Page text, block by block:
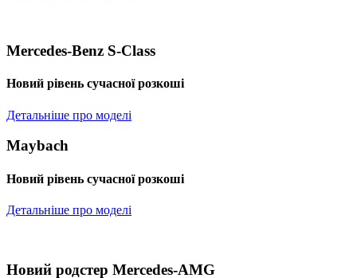
Mercedes-Benz S-Class
Новий рівень сучасної розкоші
Детальніше про моделі
Maybach
Новий рівень сучасної розкоші
Детальніше про моделі
Новий родстер Mercedes-AMG